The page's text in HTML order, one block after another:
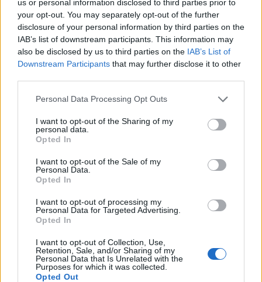
us or personal information disclosed to third parties prior to
your opt-out. You may separately opt-out of the further
disclosure of your personal information by third parties on the
IAB’s list of downstream participants. This information may
also be disclosed by us to third parties on the IAB’s List of
Downstream Participants that may further disclose it to other
Personal Data Processing Opt Outs
I want to opt-out of the Sharing of my
personal data.
Opted In
I want to opt-out of the Sale of my
Personal Data.
Opted In
I want to opt-out of processing my
Personal Data for Targeted Advertising.
Opted In
I want to opt-out of Collection, Use,
Retention, Sale, and/or Sharing of my
Personal Data that Is Unrelated with the
Purposes for which it was collected.
Opted Out
Τελευταίο τριήμερο
τουAthens Street Food Festivalπαρέα με
Allwyn
Athens Street Food Festival
συνεχίζεται για ένα
τελευταίοτριήμερο στις 22, 23 και 24 Μαΐου
δίνοντας σε όσους δεν το έχουν επισκεφθεί
ακόμη την ευκαιρία να ζήσουν από κοντά τη
μεγαλύτερη γιορτή street food της Αθήνας.